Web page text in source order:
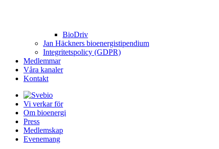
BioDriv
Jan Häckners bioenergistipendium
Integritetspolicy (GDPR)
Medlemmar
Våra kanaler
Kontakt
Vi verkar för
Om bioenergi
Press
Medlemskap
Evenemang